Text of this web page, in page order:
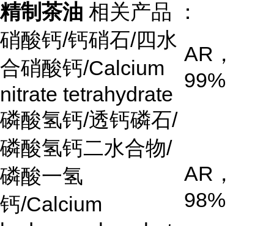
精制茶油 相关产品 ：
硝酸钙/钙硝石/四水
合硝酸钙/Calcium
nitrate tetrahydrate
AR ，
99%
磷酸氢钙/透钙磷石/
磷酸氢钙二水合物/
磷酸一氢
钙/Calcium
AR ，
98%